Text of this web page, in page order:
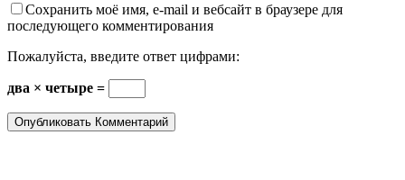
Сохранить моё имя, e-mail и вебсайт в браузере для
последующего комментирования
Пожалуйста, введите ответ цифрами:
два × четыре =